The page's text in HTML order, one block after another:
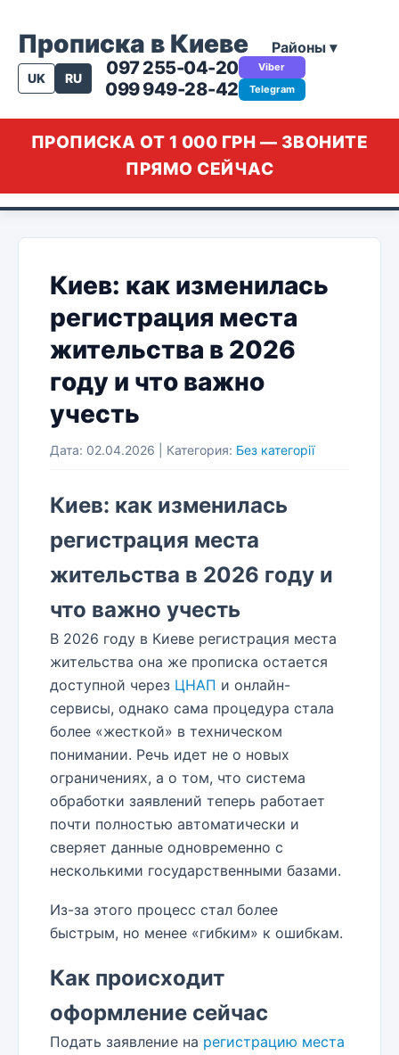
Прописка в Киеве Районы ▾
UK RU
097 255-04-20
099 949-28-42
Viber
Telegram
ПРОПИСКА ОТ 1 000 ГРН — ЗВОНИТЕ
ПРЯМО СЕЙЧАС
Киев: как изменилась
регистрация места
жительства в 2026
году и что важно
учесть
Дата: 02.04.2026 | Категория: Без категорії
Киев: как изменилась
регистрация места
жительства в 2026 году и
что важно учесть
В 2026 году в Киеве регистрация места
жительства она же прописка остается
доступной через ЦНАП и онлайн-
сервисы, однако сама процедура стала
более «жесткой» в техническом
понимании. Речь идет не о новых
ограничениях, а о том, что система
обработки заявлений теперь работает
почти полностью автоматически и
сверяет данные одновременно с
несколькими государственными базами.
Из-за этого процесс стал более
быстрым, но менее «гибким» к ошибкам.
Как происходит
оформление сейчас
Подать заявление на регистрацию места